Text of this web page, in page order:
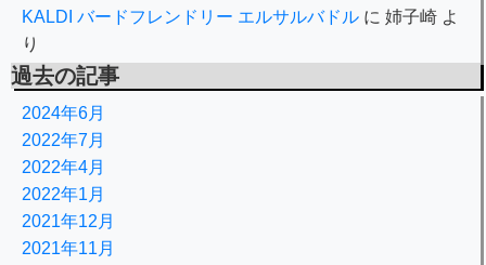
KALDI バードフレンドリー エルサルバドル に 姉子崎 よ
り
過去の記事
2024年6月
2022年7月
2022年4月
2022年1月
2021年12月
2021年11月